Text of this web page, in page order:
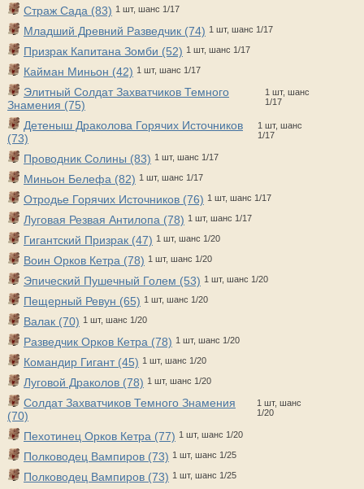
Страж Сада (83) 1 шт, шанс 1/17
Младший Древний Разведчик (74) 1 шт, шанс 1/17
Призрак Капитана Зомби (52) 1 шт, шанс 1/17
Кайман Миньон (42) 1 шт, шанс 1/17
Элитный Солдат Захватчиков Темного
Знамения (75)
1 шт, шанс
1/17
Детеныш Драколова Горячих Источников
(73)
1 шт, шанс
1/17
Проводник Солины (83) 1 шт, шанс 1/17
Миньон Белефа (82) 1 шт, шанс 1/17
Отродье Горячих Источников (76) 1 шт, шанс 1/17
Луговая Резвая Антилопа (78) 1 шт, шанс 1/17
Гигантский Призрак (47) 1 шт, шанс 1/20
Воин Орков Кетра (78) 1 шт, шанс 1/20
Эпический Пушечный Голем (53) 1 шт, шанс 1/20
Пещерный Ревун (65) 1 шт, шанс 1/20
Валак (70) 1 шт, шанс 1/20
Разведчик Орков Кетра (78) 1 шт, шанс 1/20
Командир Гигант (45) 1 шт, шанс 1/20
Луговой Драколов (78) 1 шт, шанс 1/20
Солдат Захватчиков Темного Знамения
(70)
1 шт, шанс
1/20
Пехотинец Орков Кетра (77) 1 шт, шанс 1/20
Полководец Вампиров (73) 1 шт, шанс 1/25
Полководец Вампиров (73) 1 шт, шанс 1/25